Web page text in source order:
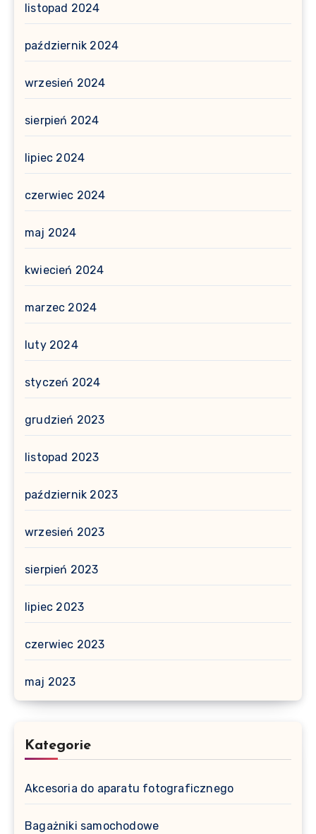
listopad 2024
październik 2024
wrzesień 2024
sierpień 2024
lipiec 2024
czerwiec 2024
maj 2024
kwiecień 2024
marzec 2024
luty 2024
styczeń 2024
grudzień 2023
listopad 2023
październik 2023
wrzesień 2023
sierpień 2023
lipiec 2023
czerwiec 2023
maj 2023
Kategorie
Akcesoria do aparatu fotograficznego
Bagażniki samochodowe